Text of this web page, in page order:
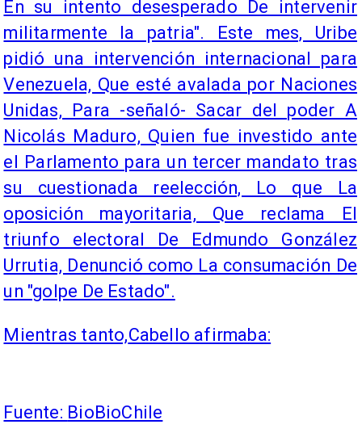
En su intento desesperado De intervenir
militarmente la patria". Este mes, Uribe
pidió una intervención internacional para
Venezuela, Que esté avalada por Naciones
Unidas, Para -señaló- Sacar del poder A
Nicolás Maduro, Quien fue investido ante
el Parlamento para un tercer mandato tras
su cuestionada reelección, Lo que La
oposición mayoritaria, Que reclama El
triunfo electoral De Edmundo González
Urrutia, Denunció como La consumación De
un "golpe De Estado".
Mientras tanto,Cabello afirmaba:
Fuente: BioBioChile